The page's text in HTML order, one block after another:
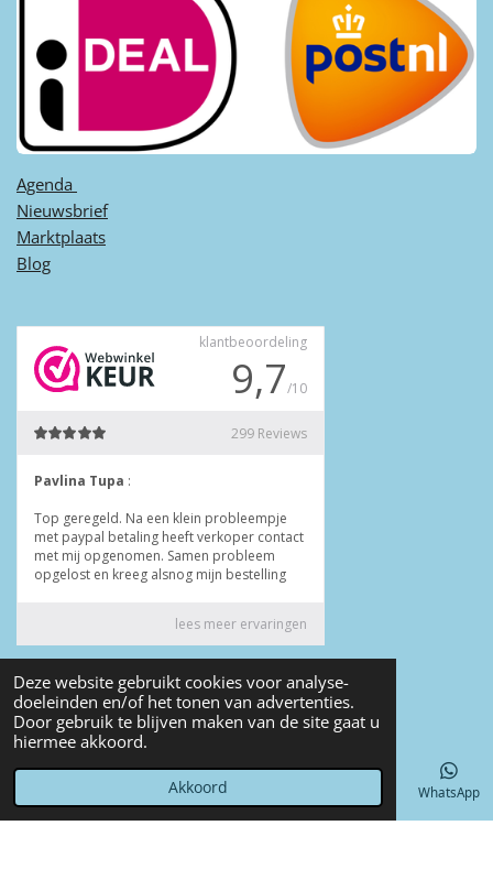
Deze website gebruikt cookies voor analyse-
doeleinden en/of het tonen van advertenties.
Door gebruik te blijven maken van de site gaat u
hiermee akkoord.
Akkoord
Agenda ​
Nieuwsbrief
Marktplaats
Blog
© 2022 - 2026 Annet4Crea
Powered byJouwWeb
Telefoonnummer WhatsApp